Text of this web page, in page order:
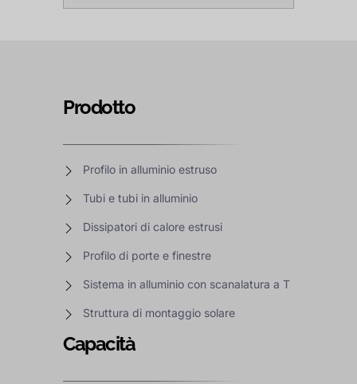
Prodotto
Profilo in alluminio estruso
Tubi e tubi in alluminio
Dissipatori di calore estrusi
Profilo di porte e finestre
Sistema in alluminio con scanalatura a T
Struttura di montaggio solare
Capacità